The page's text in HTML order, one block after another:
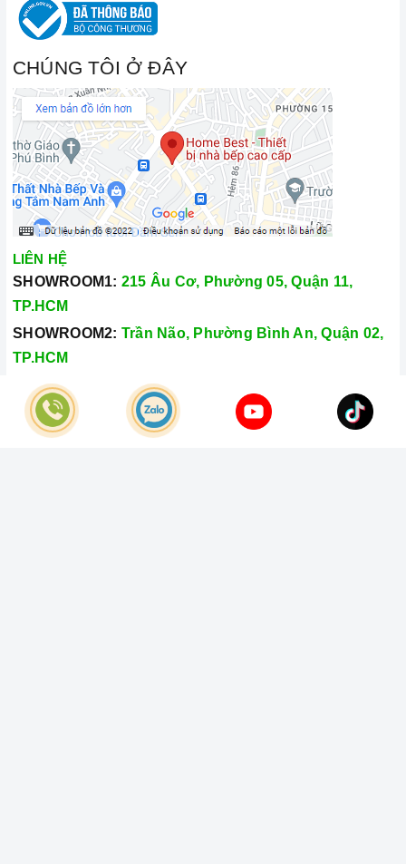
CHÚNG TÔI Ở ĐÂY
LIÊN HỆ
SHOWROOM1: 215 Âu Cơ, Phường 05, Quận 11,
TP.HCM
SHOWROOM2: Trần Não, Phường Bình An, Quận 02,
TP.HCM
Hotline:
028.66.79.8989
Khiếu nại: 0933.800.899